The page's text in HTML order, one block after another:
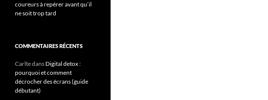
coureurs à repérer avant qu’il
ne soit trop tard
COMMENTAIRES RÉCENTS
Carltedans Digital detox :
pourquoi et comment
décrocher des écrans (guide
débutant)